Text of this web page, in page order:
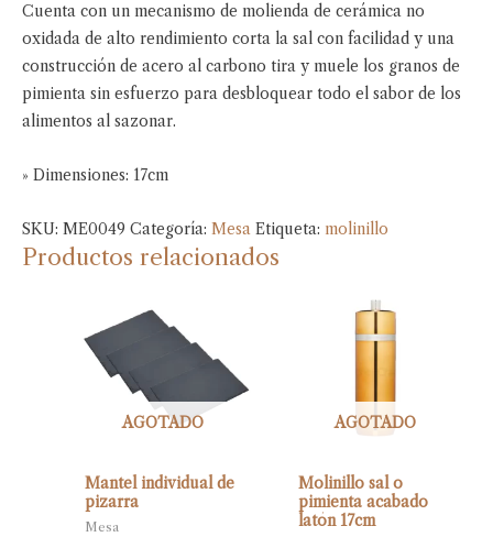
Cuenta con un mecanismo de molienda de cerámica no
oxidada de alto rendimiento corta la sal con facilidad y una
construcción de acero al carbono tira y muele los granos de
pimienta sin esfuerzo para desbloquear todo el sabor de los
alimentos al sazonar.
» Dimensiones: 17cm
SKU: ME0049 Categoría: Mesa Etiqueta: molinillo
Productos relacionados
AGOTADO
Mantel individual de
pizarra
Mesa
AGOTADO
Molinillo sal o
pimienta acabado
latón 17cm